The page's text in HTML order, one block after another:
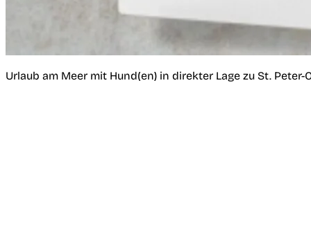
Urlaub am Meer mit Hund(en) in direkter Lage zu St. Peter-